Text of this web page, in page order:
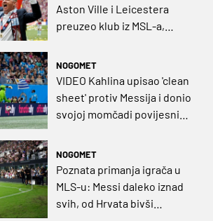
Aston Ville i Leicestera
preuzeo klub iz MSL-a,
NOGOMET
VIDEO Kahlina upisao 'clean
sheet' protiv Messija i donio
svojoj momčadi povijesni
NOGOMET
Poznata primanja igrača u
MLS-u: Messi daleko iznad
svih, od Hrvata bivši